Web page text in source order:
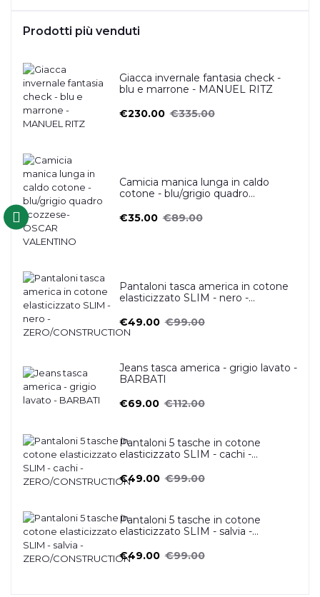
Prodotti più venduti
Giacca invernale fantasia check -
blu e marrone - MANUEL RITZ
€230.00 €335.00
Camicia manica lunga in caldo
cotone - blu/grigio quadro
€35.00 €89.00
Pantaloni tasca america in cotone
elasticizzato SLIM - nero -
€49.00 €99.00
Jeans tasca america - grigio lavato -
BARBATI
€69.00 €112.00
Pantaloni 5 tasche in cotone
elasticizzato SLIM - cachi -
€49.00 €99.00
Pantaloni 5 tasche in cotone
elasticizzato SLIM - salvia -
€49.00 €99.00